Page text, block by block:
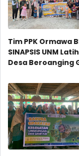
Tim PPK Ormawa
SINAPSIS UNM
Desa Beroanging
Berkelanjutan